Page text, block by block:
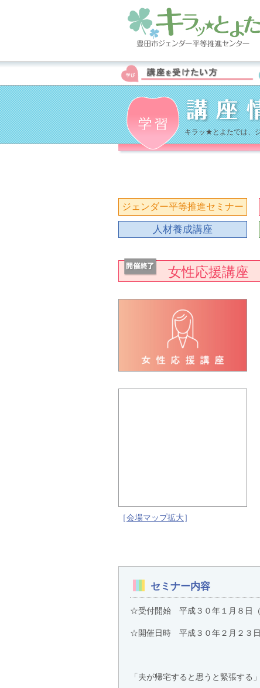
キラッ★とよたでは、
ジェンダー平等推進セミナー
人材養成講座
女性応援講座
［会場マップ拡大］
セミナー内容
☆受付開始 平成３０年１月８
☆開催日時 平成３０年２月２３
「夫が帰宅すると思うと緊張する」